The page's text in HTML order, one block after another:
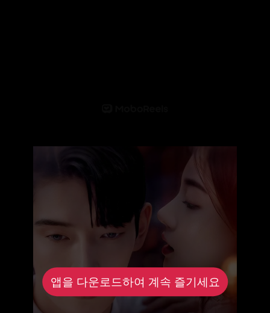
앱을 다운로드하여 계속 즐기세요